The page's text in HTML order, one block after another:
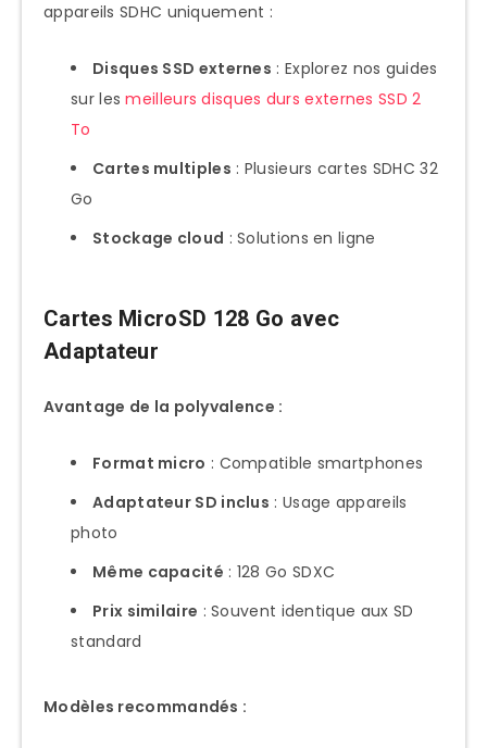
appareils SDHC uniquement :
Disques SSD externes : Explorez nos guides
sur lesmeilleurs disques durs externes SSD 2
To
Cartes multiples : Plusieurs cartes SDHC 32
Go
Stockage cloud : Solutions en ligne
Cartes MicroSD 128 Go avec
Adaptateur
Avantage de la polyvalence :
Format micro : Compatible smartphones
Adaptateur SD inclus : Usage appareils
photo
Même capacité : 128 Go SDXC
Prix similaire : Souvent identique aux SD
standard
Modèles recommandés :